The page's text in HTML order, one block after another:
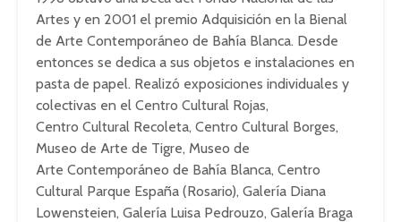
Artes y en 2001 el premio Adquisición en la Bienal
de Arte Contemporáneo de Bahía Blanca. Desde
entonces se dedica a sus objetos e instalaciones en
pasta de papel. Realizó exposiciones individuales y
colectivas en el Centro Cultural Rojas,
Centro Cultural Recoleta, Centro Cultural Borges,
Museo de Arte de Tigre, Museo de
Arte Contemporáneo de Bahía Blanca, Centro
Cultural Parque España (Rosario), Galería Diana
Lowensteien, Galería Luisa Pedrouzo, Galería Braga